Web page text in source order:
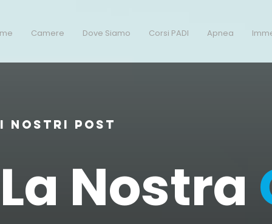
Camere Dove Siamo Corsi PADI Apnea
i nostri post
La Nostra